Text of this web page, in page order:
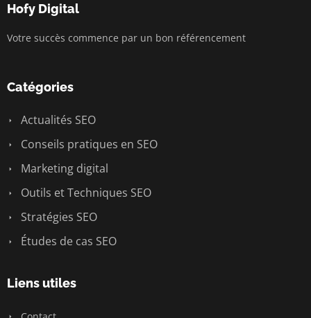
Hofy Digital
Votre succès commence par un bon référencement
Catégories
Actualités SEO
Conseils pratiques en SEO
Marketing digital
Outils et Techniques SEO
Stratégies SEO
Études de cas SEO
Liens utiles